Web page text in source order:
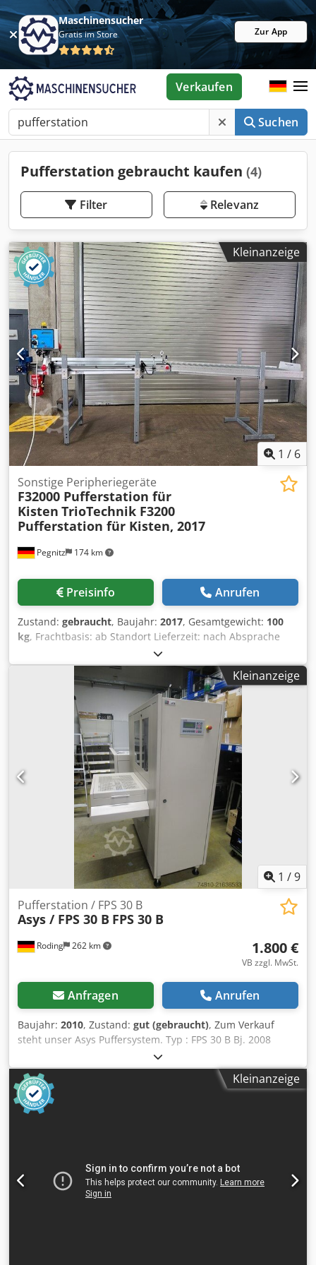
Maschinensucher
Gratis im Store Zur App
Suchen
Verkaufen
Pufferstation gebraucht kaufen (4)
Filter Relevanz
Kleinanzeige
1 / 6
Pegnitz 174 km
Sonstige Peripheriegeräte
F32000 Pufferstation für
Kisten TrioTechnik F3200
Pufferstation für Kisten, 2017
Preisinfo Anrufen
Zustand: gebraucht, Baujahr: 2017, Gesamtgewicht: 100
kg, Frachtbasis: ab Standort Lieferzeit: nach Absprache
Zahlungsbedingung: 100% vor Übernahme der Maschine,
rein netto Hersteller: TrioTechnik Typ: F3200 Zustand:
neuwertig ALLGEMEINE DATEN: -
Gesamtanschlussleistung: 0,18 kW Steuerung: TC-130-G
Bedienungsanleitung: DEU-ENG-ESP-FRA-ITA Sonstige
Ausrüstung: F3200 Pufferstation für Kisten, einstellbar!
Gesamtgewicht: 100 kg Gesamtgröße L x B x H: 350 x 70 x
110 cm Crsdpfx Aeux Sigeh Aof
Kleinanzeige
1 /9
Roding 262 km
Pufferstation / FPS 30 B
Asys / FPS 30 B FPS 30 B
1.800 €
VB zzgl. MwSt.
Anfragen Anrufen
Baujahr: 2010, Zustand: gut (gebraucht), Zum Verkauf
steht unser Asys Puffersystem. Typ : FPS 30 B Bj. 2008
Zustand : gut Sofort verfügbar Crodpfxsyylqzs Ah Ajf
Kleinanzeige